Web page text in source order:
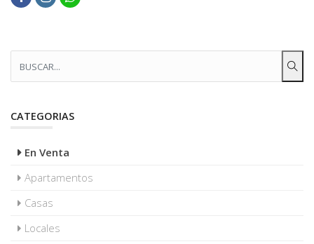
CATEGORIAS
En Venta
Apartamentos
Casas
Locales